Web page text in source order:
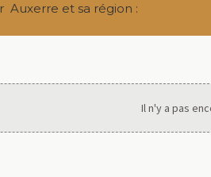
Auxerre et sa région :
Il n'y a pas